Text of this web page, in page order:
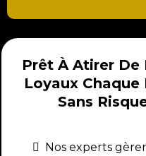
Prêt À Atirer De
Loyaux
Sans
Nos experts